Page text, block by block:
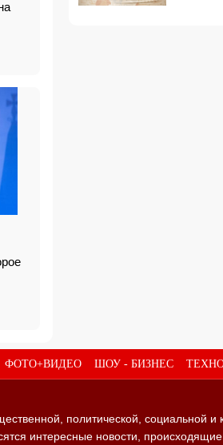
ФОТО+ВИДЕО ШОУ - БИЗНЕС
политической, социальной и
интересные новости, происходящие